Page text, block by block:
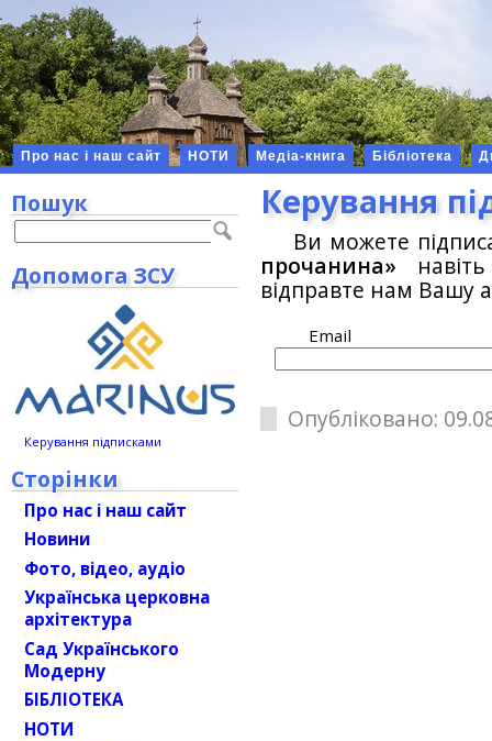
Про нас і наш сайт НОТИ Медіа-книга Бібліотека
Керування
Ви можете
прочанина»
відправте нам Вашу
Email
Опубліковано:
Пошук
Допомога ЗСУ
Керування підписками
Сторінки
Про нас і наш сайт
Новини
Фото, відео, аудіо
Українська церковна
архітектура
Сад Українського
Модерну
БІБЛІОТЕКА
НОТИ